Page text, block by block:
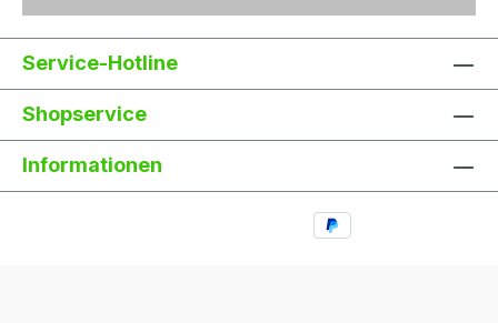
Service-Hotline
Shopservice
Informationen